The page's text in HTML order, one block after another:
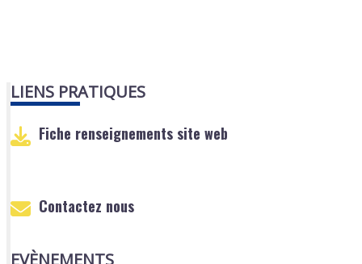
LIENS PRATIQUES
Fiche renseignements site web
Contactez nous
EVÈNEMENTS